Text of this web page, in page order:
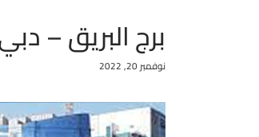
برج البريق –
نوفمبر 20, 2022